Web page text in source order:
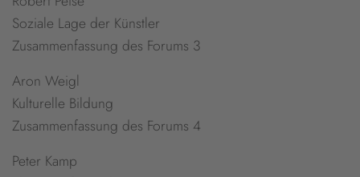
Soziale Lage der Künstler
Zusammenfassung des Forums 3
Aron Weigl
Kulturelle Bildung
Zusammenfassung des Forums 4
Peter Kamp